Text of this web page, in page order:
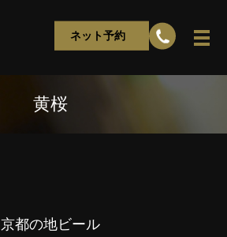
ネット予約
黄桜
京都の地ビール